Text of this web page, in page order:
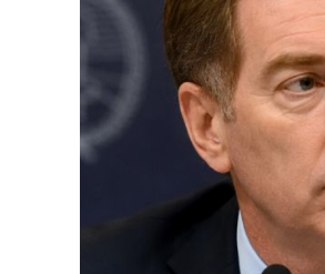
A partir de ahora, las
negocios en las
Lula. La decisión de
entre las dos
En Brasilia
determinantes para
entrevista con un
Lula de “ladrón” y